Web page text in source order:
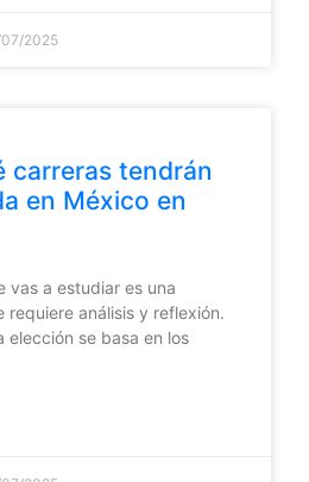
2025
carreras tendrán
en México en
vas a estudiar es una
requiere análisis y reflexión.
elección se basa en los